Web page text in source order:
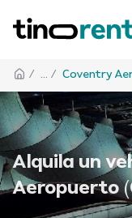
/ ... / Coventry
Alquila un
Aeropuerto